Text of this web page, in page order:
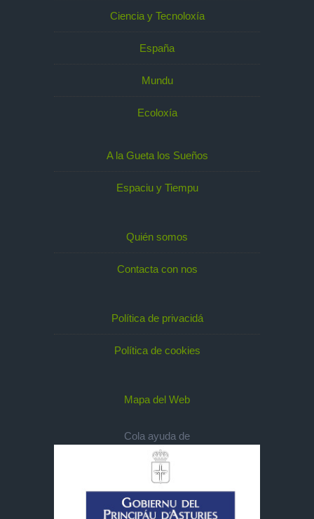
Ciencia y Tecnoloxía
España
Mundu
Ecoloxía
A la Gueta los Sueños
Espaciu y Tiempu
Quién somos
Contacta con nos
Política de privacidá
Política de cookies
Mapa del Web
Cola ayuda de